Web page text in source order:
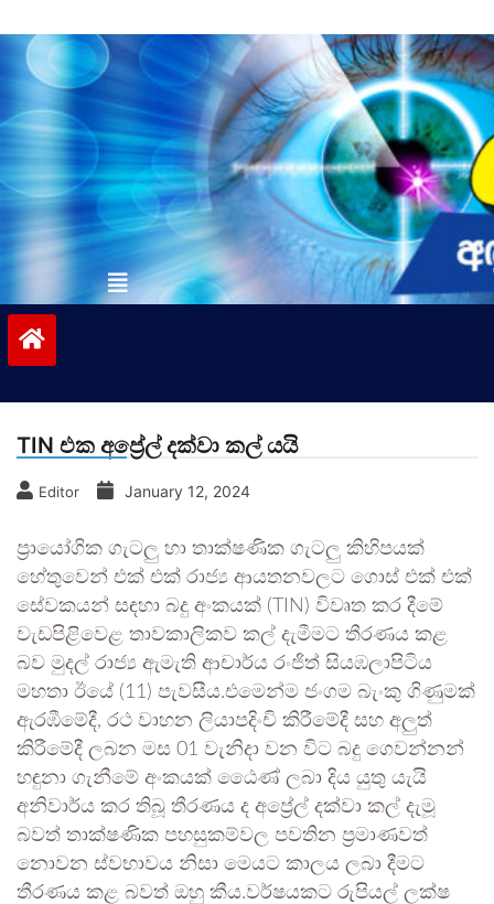
to
contentvinivida.lk
TIN එක අප්‍රේල් දක්වා කල් යයි
Editor January 12, 2024
ප්‍රායෝගික ගැටලු හා තාක්ෂණික ගැටලු කිහිපයක්
හේතුවෙන් එක් එක් රාජ්‍ය ආයතනවලට ගොස් එක් එක්
සේවකයන් සඳහා බදු අංකයක් (TIN) විවෘත කර දීමේ
වැඩපිළිවෙළ තාවකාලිකව කල් දැමීමට තීරණය කළ
බව මුදල් රාජ්‍ය ඇමැති ආචාර්ය රංජිත් සියඹලාපිටිය
මහතා ඊයේ (11) පැවසීය.එමෙන්ම ජංගම බැංකු ගිණුමක්
ඇරඹීමේදී, රථ වාහන ලියාපදිංචි කිරීමේදී සහ අලුත්
කිරීමේදී ලබන මස 01 වැනිදා වන විට බදු ගෙවන්නන්
හඳුනා ගැනීමේ අංකයක් ඨෛණ් ලබා දිය යුතු යැයි
අනිවාර්ය කර තිබූ තීරණය ද අප්‍රේල් දක්වා කල් දැමූ
බවත් තාක්ෂණික පහසුකම්වල පවතින ප්‍රමාණවත්
නොවන ස්වභාවය නිසා මෙයට කාලය ලබා දීමට
තීරණය කළ බවත් ඔහු කීය.වර්ෂයකට රුපියල් ලක්ෂ